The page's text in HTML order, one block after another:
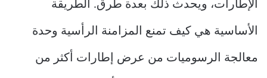
الإطارات، ويحدث ذلك بعدة طرق. الطريقة
الأساسية هي كيف تمنع المزامنة الرأسية وحدة
معالجة الرسوميات من عرض إطارات أكثر من